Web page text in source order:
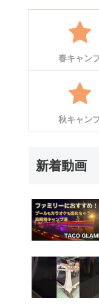
春キャン
秋キャン
新着動画